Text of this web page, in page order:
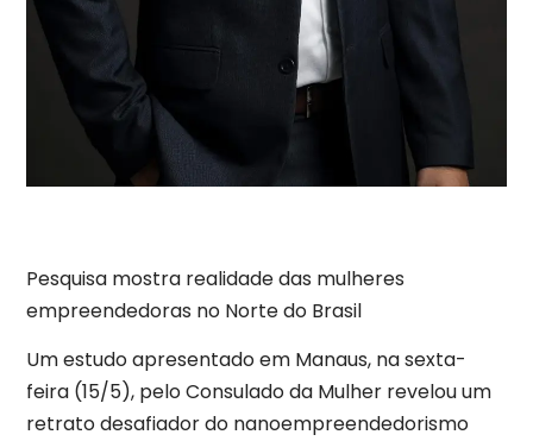
Pesquisa mostra realidade das mulheres
empreendedoras no Norte do Brasil
Um estudo apresentado em Manaus, na sexta-
feira (15/5), pelo Consulado da Mulher revelou um
retrato desafiador do nanoempreendedorismo